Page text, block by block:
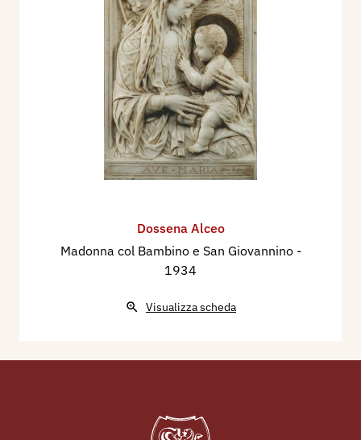
Dossena Alceo
Madonna col Bambino e San Giovannino -
1934
Visualizza scheda